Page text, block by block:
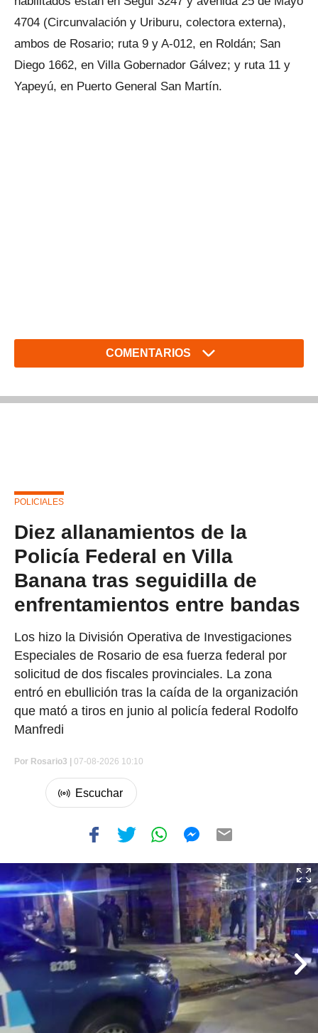
4704 (Circunvalación y Uriburu, colectora externa),
ambos de Rosario; ruta 9 y A-012, en Roldán; San
Diego 1662, en Villa Gobernador Gálvez; y ruta 11 y
Yapeyú, en Puerto General San Martín.
COMENTARIOS